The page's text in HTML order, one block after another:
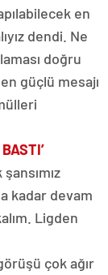
en
dendi. Ne
doğru
güçlü mesajı
kadar devam
Ligden
çok ağır